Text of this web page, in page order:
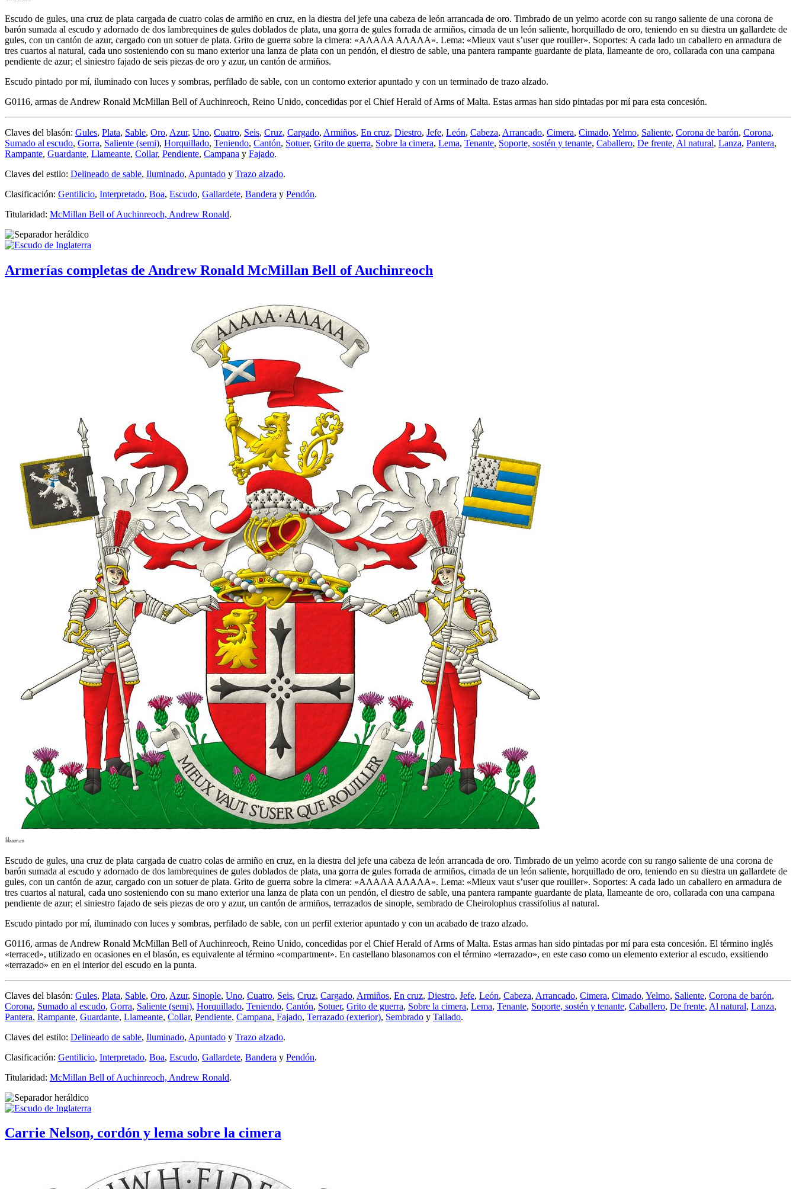
Escudo de gules, una cruz de plata cargada de cuatro colas de armiño en cruz, en la diestra del jefe una cabeza de león arrancada de oro. Timbrado de un yelmo acorde con su rango saliente de una corona de
barón sumada al escudo y adornado de dos lambrequines de gules doblados de plata, una gorra de gules forrada de armiños, cimada de un león saliente, horquillado de oro, teniendo en su diestra un gallardete de
gules, con un cantón de azur, cargado con un sotuer de plata. Grito de guerra sobre la cimera: «ΑΛΑΛΑ ΑΛΑΛΑ». Lema: «Mieux vaut s’user que rouiller». Soportes: A cada lado un caballero en armadura de
tres cuartos al natural, cada uno sosteniendo con su mano exterior una lanza de plata con un pendón, el diestro de sable, una pantera rampante guardante de plata, llameante de oro, collarada con una campana
pendiente de azur; el siniestro fajado de seis piezas de oro y azur, un cantón de armiños.
Escudo pintado por mí, iluminado con luces y sombras, perfilado de sable, con un contorno exterior apuntado y con un terminado de trazo alzado.
G0116, armas de Andrew Ronald McMillan Bell of Auchinreoch, Reino Unido, concedidas por el Chief Herald of Arms of Malta. Estas armas han sido pintadas por mí para esta concesión.
Claves del blasón: Gules, Plata, Sable, Oro, Azur, Uno, Cuatro, Seis, Cruz, Cargado, Armiños, En cruz, Diestro, Jefe, León, Cabeza, Arrancado, Cimera, Cimado, Yelmo, Saliente, Corona de barón, Corona,
Sumado al escudo, Gorra, Saliente (semi), Horquillado, Teniendo, Cantón, Sotuer, Grito de guerra, Sobre la cimera, Lema, Tenante, Soporte, sostén y tenante, Caballero, De frente, Al natural, Lanza, Pantera,
Rampante, Guardante, Llameante, Collar, Pendiente, Campana y Fajado.
Claves del estilo: Delineado de sable, Iluminado, Apuntado y Trazo alzado.
Clasificación: Gentilicio, Interpretado, Boa, Escudo, Gallardete, Bandera y Pendón.
Titularidad: McMillan Bell of Auchinreoch, Andrew Ronald.
Armerías completas de Andrew Ronald McMillan Bell of Auchinreoch
Escudo de gules, una cruz de plata cargada de cuatro colas de armiño en cruz, en la diestra del jefe una cabeza de león arrancada de oro. Timbrado de un yelmo acorde con su rango saliente de una corona de
barón sumada al escudo y adornado de dos lambrequines de gules doblados de plata, una gorra de gules forrada de armiños, cimada de un león saliente, horquillado de oro, teniendo en su diestra un gallardete de
gules, con un cantón de azur, cargado con un sotuer de plata. Grito de guerra sobre la cimera: «ΑΛΑΛΑ ΑΛΑΛΑ». Lema: «Mieux vaut s’user que rouiller». Soportes: A cada lado un caballero en armadura de
tres cuartos al natural, cada uno sosteniendo con su mano exterior una lanza de plata con un pendón, el diestro de sable, una pantera rampante guardante de plata, llameante de oro, collarada con una campana
pendiente de azur; el siniestro fajado de seis piezas de oro y azur, un cantón de armiños, terrazados de sinople, sembrado de Cheirolophus crassifolius al natural.
Escudo pintado por mí, iluminado con luces y sombras, perfilado de sable, con un perfil exterior apuntado y con un acabado de trazo alzado.
G0116, armas de Andrew Ronald McMillan Bell of Auchinreoch, Reino Unido, concedidas por el Chief Herald of Arms of Malta. Estas armas han sido pintadas por mí para esta concesión. El término inglés
«terraced», utilizado en ocasiones en el blasón, es equivalente al término «compartment». En castellano blasonamos con el término «terrazado», en este caso como un elemento exterior al escudo, exsitiendo
«terrazado» en en el interior del escudo en la punta.
Claves del blasón: Gules, Plata, Sable, Oro, Azur, Sinople, Uno, Cuatro, Seis, Cruz, Cargado, Armiños, En cruz, Diestro, Jefe, León, Cabeza, Arrancado, Cimera, Cimado, Yelmo, Saliente, Corona de barón,
Corona, Sumado al escudo, Gorra, Saliente (semi), Horquillado, Teniendo, Cantón, Sotuer, Grito de guerra, Sobre la cimera, Lema, Tenante, Soporte, sostén y tenante, Caballero, De frente, Al natural, Lanza,
Pantera, Rampante, Guardante, Llameante, Collar, Pendiente, Campana, Fajado, Terrazado (exterior), Sembrado y Tallado.
Claves del estilo: Delineado de sable, Iluminado, Apuntado y Trazo alzado.
Clasificación: Gentilicio, Interpretado, Boa, Escudo, Gallardete, Bandera y Pendón.
Titularidad: McMillan Bell of Auchinreoch, Andrew Ronald.
Carrie Nelson, cordón y lema sobre la cimera